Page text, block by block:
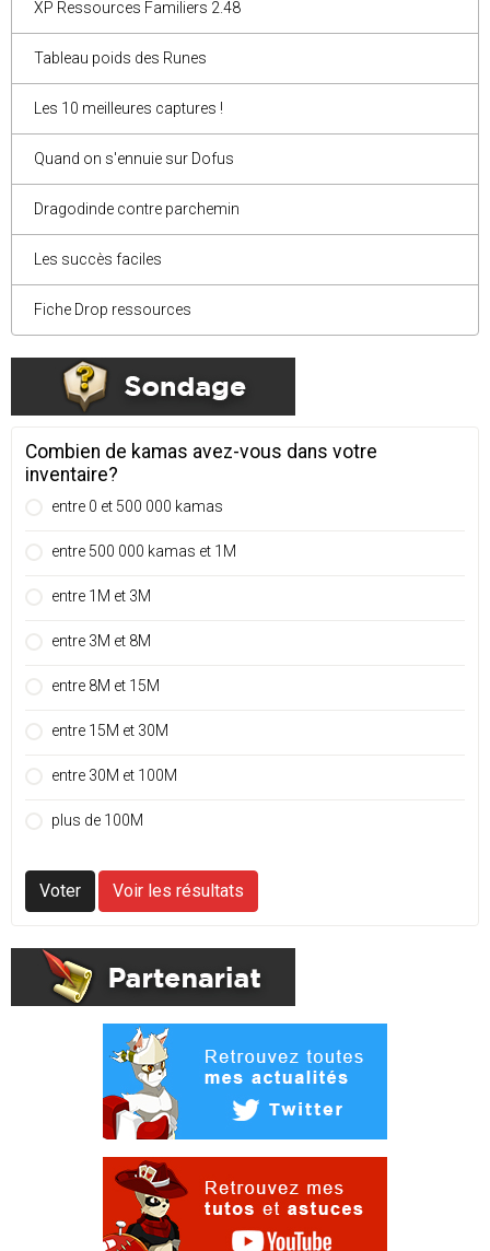
XP Ressources Familiers 2.48
Tableau poids des Runes
Les 10 meilleures captures !
Quand on s'ennuie sur Dofus
Dragodinde contre parchemin
Les succès faciles
Fiche Drop ressources
Combien de kamas avez-vous dans votre
inventaire?
entre 0 et 500 000 kamas
entre 500 000 kamas et 1M
entre 1M et 3M
entre 3M et 8M
entre 8M et 15M
entre 15M et 30M
entre 30M et 100M
plus de 100M
Voter Voir les résultats